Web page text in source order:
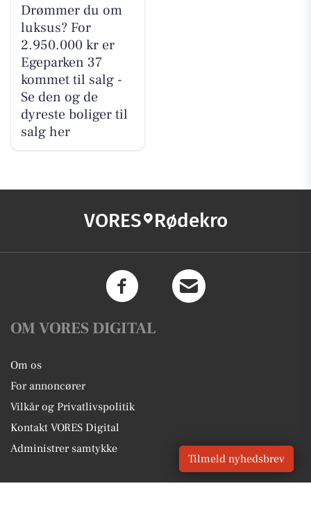
Drømmer du om
luksus? For
2.950.000 kr er
Egeparken 37
kommet til salg -
Se den og de
dyreste boliger til
salg her
VORES Rødekro
OM VORES DIGITAL
Om os
For annoncører
Vilkår og Privatlivspolitik
Kontakt VORES Digital
Administrer samtykke
Tilmeld nyhedsbrev